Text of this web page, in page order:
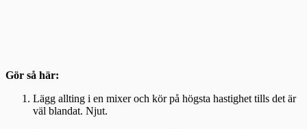
Gör så här:
Lägg allting i en mixer och kör på högsta hastighet tills det är
väl blandat. Njut.